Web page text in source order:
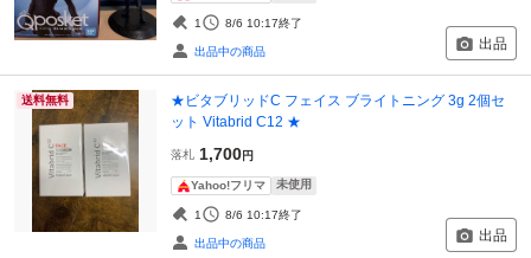
1 8/6 10:17終了
出品中の商品 出品
送料無料
★ビタブリッドC フェイス ブライトニング 3g 2個セ
ット Vitabrid C12 ★
落札 1,700円
Yahoo!フリマ 未使用
1 8/6 10:17終了
出品中の商品 出品